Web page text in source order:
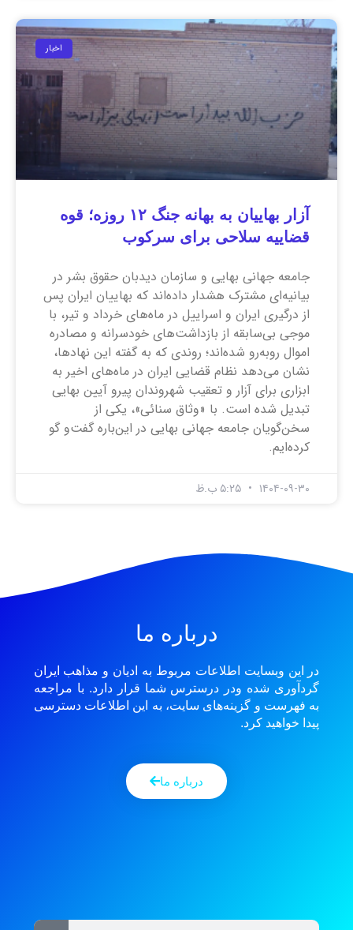
اخبار
آزار بهاییان به بهانه جنگ ۱۲ روزه؛ قوه
قضاییه سلاحی برای سرکوب
جامعه جهانی بهایی و سازمان دیدبان حقوق بشر در
بیانیه‌ای مشترک هشدار داده‌اند که بهاییان ایران پس
از درگیری ایران و اسراییل در ماه‌های خرداد و تیر، با
موجی بی‌سابقه از بازداشت‌های خودسرانه و مصادره
اموال روبه‌رو شده‌اند؛ روندی که به گفته این نهاد‌ها،
نشان می‌دهد نظام قضایی ایران در ماه‌های اخیر به
ابزاری برای آزار و تعقیب شهروندان پیرو آیین بهایی
تبدیل شده است. با «وثاق سنائی»، یکی از
سخن‌گویان جامعه جهانی بهایی در این‌باره گفت‌و گو
کرده‌ایم.
۱۴۰۴-۰۹-۳۰
درباره ما
در این وبسایت اطلاعات مربوط به ادیان و مذاهب ایران
گردآوری شده ودر درسترس شما قرار دارد. با مراجعه
به فهرست و گزینه‌های سایت، به این اطلاعات دسترسی
پیدا خواهید کرد.
درباره ما